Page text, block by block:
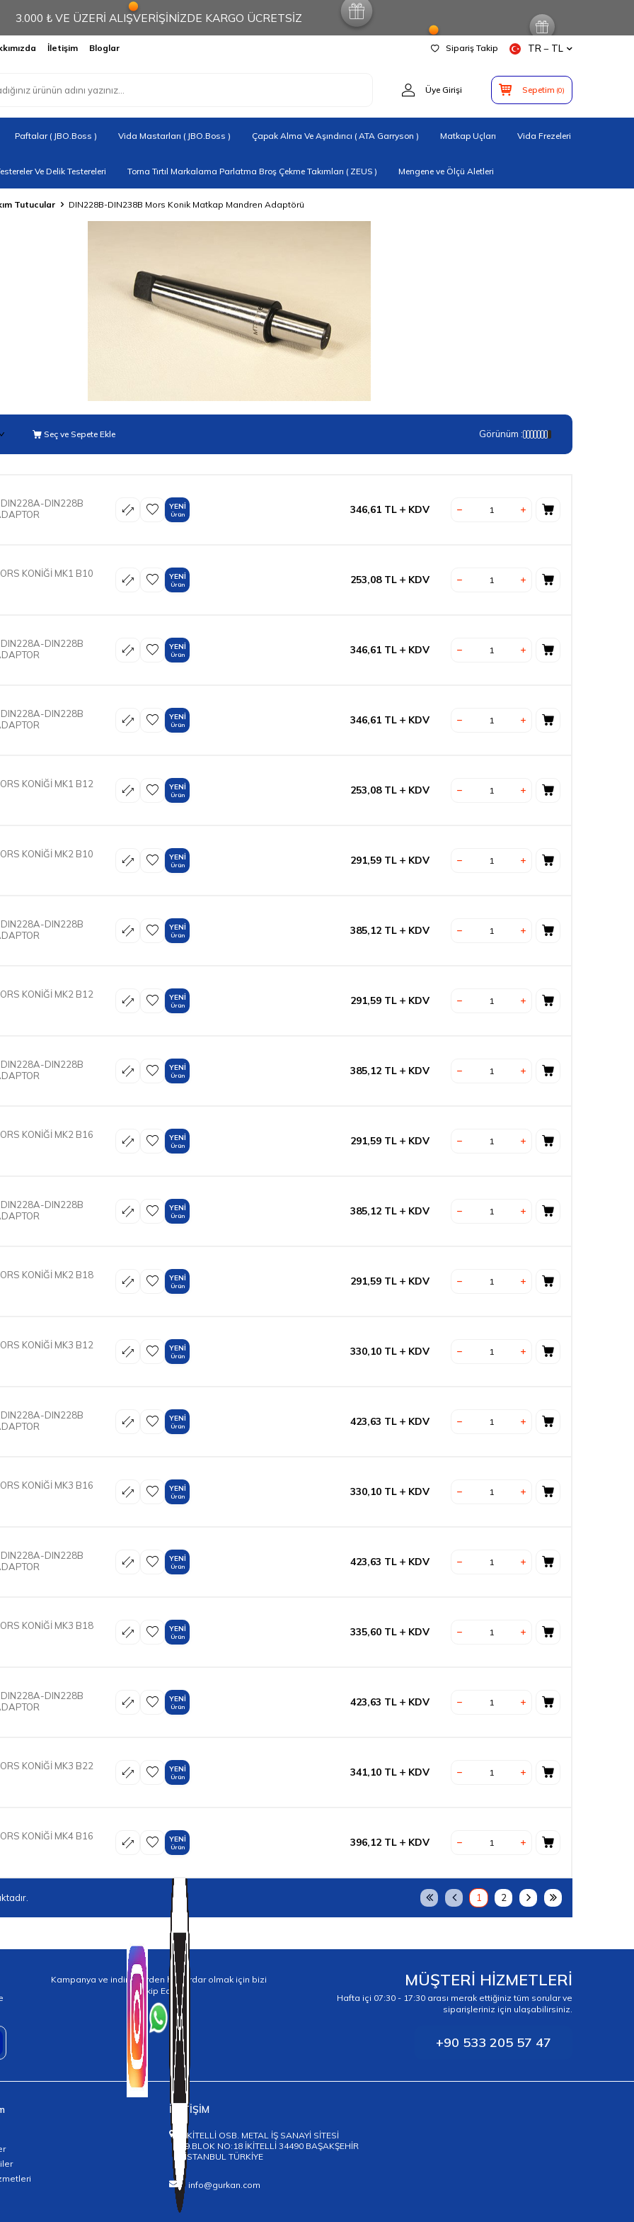
3.000 ₺ VE ÜZERİ ALIŞVERİŞİNİZDE KARGO ÜCRETSİZ
İletişim Bloglar Sipariş Takip TR − TL
Üye Girişi Sepetim (0)
Paftalar ( JBO.Boss ) Vida Mastarları ( JBO.Boss ) Çapak Alma Ve Aşındırıcı ( ATA Garryson ) Matkap Uçları Vida Frezeleri
Ve Delik Testereleri Torna Tırtıl Markalama Parlatma Broş Çekme Takımları ( ZEUS ) Mengene ve Ölçü Aletleri
Tutucular DIN228B-DIN238B Mors Konik Matkap Mandren Adaptörü
Seç ve Sepete Ekle Görünüm :
DIN228B
YENI
Ürün 346,61 TL KDV
KONİĞİ MK1 B10 YENI
Ürün 253,08TL KDV
DIN228B
YENI
Ürün 346,61 TL KDV
DIN228B
YENI
Ürün 346,61 TL KDV
KONİĞİ MK1 B12 YENI
Ürün 253,08TL KDV
KONİĞİ MK2 B10 YENI
Ürün 291,59 TL KDV
DIN228B
YENI
Ürün 385,12 TL KDV
KONİĞİ MK2 B12 YENI
Ürün 291,59 TL KDV
DIN228B
YENI
Ürün 385,12 TL KDV
KONİĞİ MK2 B16 YENI
Ürün 291,59 TL KDV
DIN228B
YENI
Ürün 385,12 TL KDV
KONİĞİ MK2 B18 YENI
Ürün 291,59 TL KDV
KONİĞİ MK3 B12 YENI
Ürün 330,10 TL KDV
DIN228B
YENI
Ürün 423,63 TL KDV
KONİĞİ MK3 B16 YENI
Ürün 330,10 TL KDV
DIN228B
YENI
Ürün 423,63 TL KDV
KONİĞİ MK3 B18 YENI
Ürün 335,60 TL KDV
DIN228B
YENI
Ürün 423,63 TL KDV
KONİĞİ MK3 B22 YENI
Ürün 341,10 TL KDV
KONİĞİ MK4 B16 YENI
Ürün 396,12 TL KDV
1 2
Kampanya ve indirimlerden haberdar olmak için bizi
Takip Edin!
MÜŞTERİ HİZMETLERİ
Hafta içi 07:30 - 17:30 arası merak ettiğiniz tüm sorular ve
siparişleriniz için ulaşabilirsiniz.
+90 533 205 57 47
İLETİŞİM
İKİTELLİ OSB. METAL İŞ SANAYİ SİTESİ
9.BLOK NO:18 İKİTELLİ 34490 BAŞAKŞEHİR
İSTANBUL TÜRKİYE
info@gurkan.com